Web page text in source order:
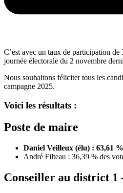
C’est avec un taux de participation de
journée électorale du 2 novembre
Nous souhaitons féliciter tous les
campagne 2025.
Voici les résultats :
Poste de maire
Daniel Veilleux (élu) : 63,61
André Filteau : 36,39 % des
Conseiller au district 1